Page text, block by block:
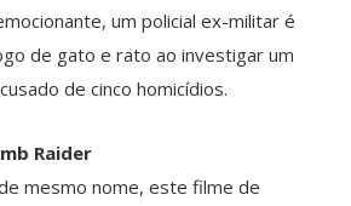
um policial ex-militar é
de gato e rato ao investigar um
de cinco homicídios.
Raider
mesmo nome, este filme de